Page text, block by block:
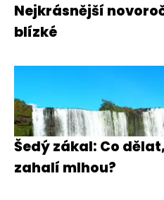
Nejkrásnější
blízké
Šedý zákal: Co
zahalí mlhou?